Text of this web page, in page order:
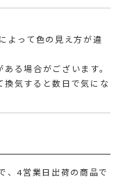
よって色の見え方が違
る場合がございます。
換気すると数日で気にな
、4営業日出荷の商品で